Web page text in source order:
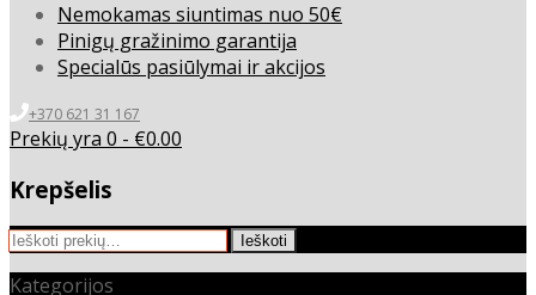
Nemokamas siuntimas nuo 50€
Pinigų gražinimo garantija
Specialūs pasiūlymai ir akcijos
+370 621 31 167
Prekių yra 0 - €0.00
Krepšelis
Ieškoti: Ieškoti
Kategorijos